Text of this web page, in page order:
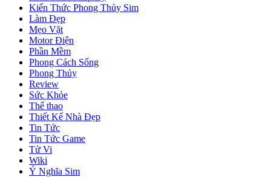
Kiến Thức Phong Thủy Sim
Làm Đẹp
Mẹo Vặt
Motor Điện
Phần Mềm
Phong Cách Sống
Phong Thủy
Review
Sức Khỏe
Thể thao
Thiết Kế Nhà Đẹp
Tin Tức
Tin Tức Game
Tử Vi
Wiki
Ý Nghĩa Sim